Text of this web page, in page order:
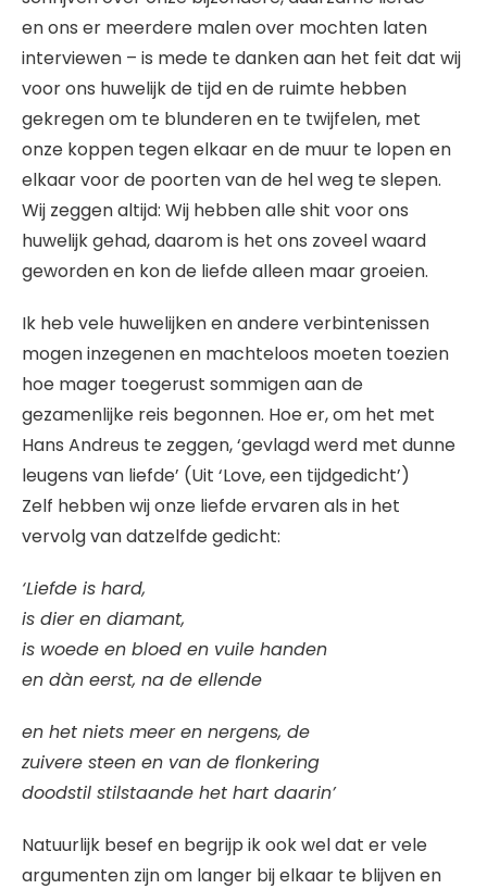
en ons er meerdere malen over mochten laten
interviewen – is mede te danken aan het feit dat wij
voor ons huwelijk de tijd en de ruimte hebben
gekregen om te blunderen en te twijfelen, met
onze koppen tegen elkaar en de muur te lopen en
elkaar voor de poorten van de hel weg te slepen.
Wij zeggen altijd: Wij hebben alle shit voor ons
huwelijk gehad, daarom is het ons zoveel waard
geworden en kon de liefde alleen maar groeien.
Ik heb vele huwelijken en andere verbintenissen
mogen inzegenen en machteloos moeten toezien
hoe mager toegerust sommigen aan de
gezamenlijke reis begonnen. Hoe er, om het met
Hans Andreus te zeggen, ‘gevlagd werd met dunne
leugens van liefde’ (Uit ‘Love, een tijdgedicht’)
Zelf hebben wij onze liefde ervaren als in het
vervolg van datzelfde gedicht:
‘Liefde is hard,
is dier en diamant,
is woede en bloed en vuile handen
en dàn eerst, na de ellende
en het niets meer en nergens, de
zuivere steen en van de flonkering
doodstil stilstaande het hart daarin’
Natuurlijk besef en begrijp ik ook wel dat er vele
argumenten zijn om langer bij elkaar te blijven en